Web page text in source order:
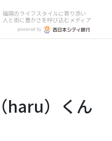
福岡のライフスタイルに寄り添い
人と街に豊かさを呼び込むメディア
powered by
haru）くん